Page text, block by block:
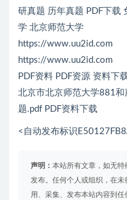
研真题 历年真题 PDF下载
学 北京师范大学
https://www.uu2id.com
https://www.uu2id.com
PDF资料 PDF资源 资料下
北京市北京师范大学881
题.pdf PDF资料下载
<自动发布标识
声明： 本站所有文章，如无
发布。任何个人或组织，在
用、采集、发布本站内容到